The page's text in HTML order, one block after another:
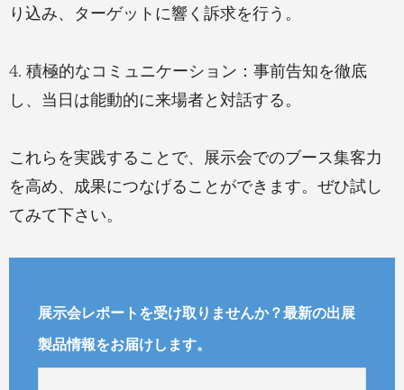
り込み、ターゲットに響く訴求を行う。
4. 積極的なコミュニケーション：事前告知を徹底
し、当日は能動的に来場者と対話する。
これらを実践することで、展示会でのブース集客力
を高め、成果につなげることができます。ぜひ試し
てみて下さい。
展示会レポートを受け取りませんか？最新の出展
製品情報をお届けします。